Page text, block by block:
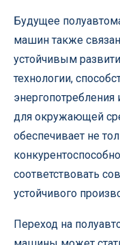
Будущее
машин также
устойчивым
технологии,
для окружающей
обеспечивает не
соответствовать
устойчивого
Переход на